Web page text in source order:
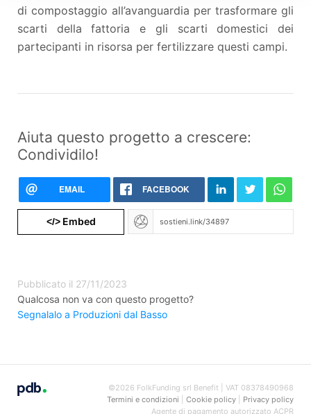
di compostaggio all’avanguardia per trasformare gli
scarti della fattoria e gli scarti domestici dei
partecipanti in risorsa per fertilizzare questi campi.
Aiuta questo progetto a crescere:
Condividilo!
EMAIL FACEBOOK
</>Embed
Pubblicato il 27/11/2023
Qualcosa non va con questo progetto?
Segnalalo a Produzioni dal Basso
©2026 FolkFunding srl Benefit | VAT 08378490968
Termini e condizioni
Cookie policy| Privacy policy
Agente di pagamento autorizzato ACPR